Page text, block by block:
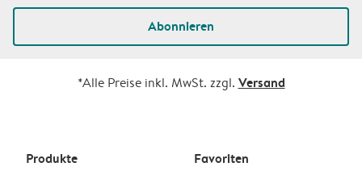
Abonnieren
*Alle Preise inkl. MwSt. zzgl. Versand
Produkte Favoriten